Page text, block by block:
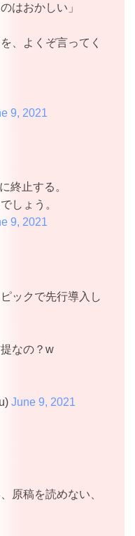
はおかしい」
、よくぞ言ってく
9, 2021
終止する。
しょう。
9, 2021
ックで先行導入し
なの？w
June 9, 2021
原稿を読めない、